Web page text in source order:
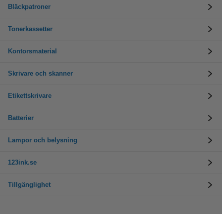
Bläckpatroner
Tonerkassetter
Kontorsmaterial
Skrivare och skanner
Etikettskrivare
Batterier
Lampor och belysning
123ink.se
Tillgänglighet